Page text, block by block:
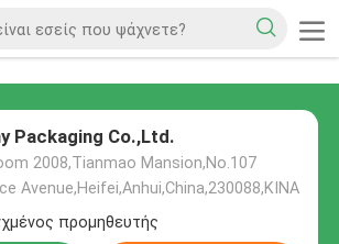
Packaging Co.,Ltd.
2008,Tianmao Mansion,No.107
Avenue,Heifei,Anhui,China,230088,ΚΙΝΑ
προμηθευτής